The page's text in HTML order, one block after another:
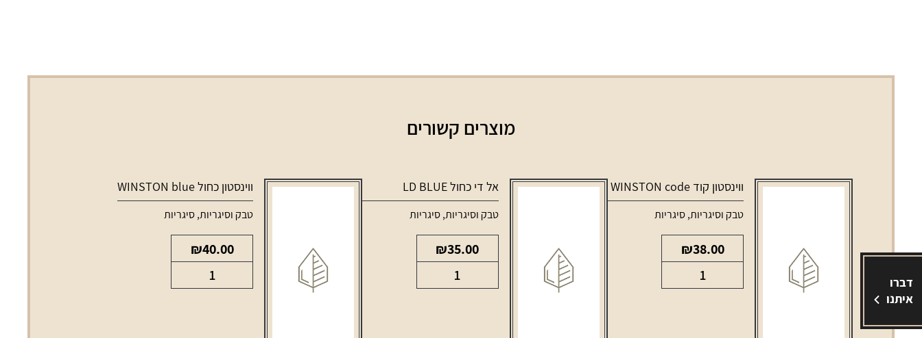
דברו
איתנו
מוצרים קשורים
ווינסטון קוד WINSTON code
טבק וסיגריות,סיגריות
₪38.00
של
אל די כחול LD BLUE
טבק וסיגריות,סיגריות
₪35.00
של
ווינסטון כחול WINSTON blue
טבק וסיגריות,סיגריות
₪40.00
של